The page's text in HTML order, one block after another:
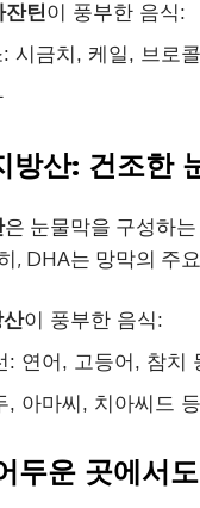
잔틴이 풍부한 음식:
시금치, 케일, 브로
산: 건조한
은 눈물막을 구성하
, DHA는 망막의 주
이 풍부한 음식:
: 연어, 고등어, 참치
, 아마씨, 치아씨드 등
두운 곳에서도